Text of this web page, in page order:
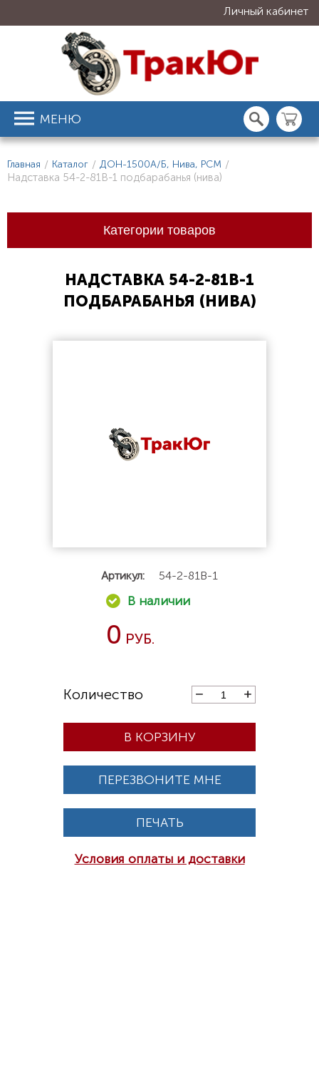
Личный кабинет
МЕНЮ
Главная / Каталог / ДОН-1500А/Б, Нива, РСМ /
Надставка 54-2-81В-1 подбарабанья (нива)
Категории товаров
НАДСТАВКА 54-2-81В-1
ПОДБАРАБАНЬЯ (НИВА)
Артикул: 54-2-81В-1
0
В КОРЗИНУ
ПЕРЕЗВОНИТЕ МНЕ
ПЕЧАТЬ
Условия оплаты и доставки